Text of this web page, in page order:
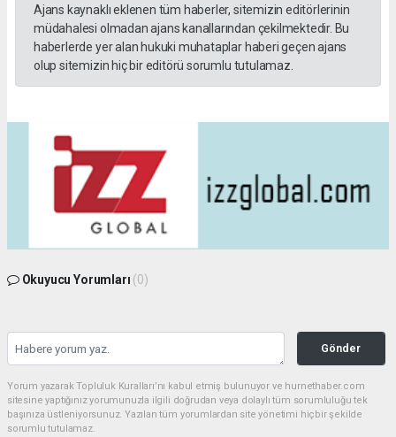
Ajans kaynaklı eklenen tüm haberler, sitemizin editörlerinin
müdahalesi olmadan ajans kanallarından çekilmektedir. Bu
haberlerde yer alan hukuki muhataplar haberi geçen ajans
olup sitemizin hiç bir editörü sorumlu tutulamaz.
Okuyucu Yorumları (0)
Gönder
Yorum yazarak Topluluk Kuralları’nı kabul etmiş bulunuyor ve hurnethaber.com
sitesine yaptığınız yorumunuzla ilgili doğrudan veya dolaylı tüm sorumluluğu tek
başınıza üstleniyorsunuz. Yazılan tüm yorumlardan site yönetimi hiçbir şekilde
sorumlu tutulamaz.